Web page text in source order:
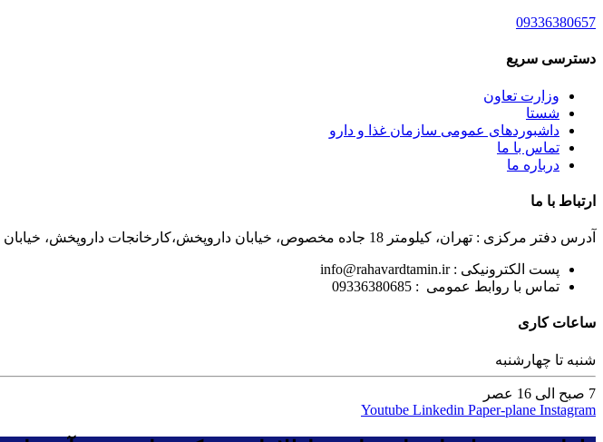
09336380657
دسترسی سریع
وزارت تعاون
شستا
داشبوردهای عمومی سازمان غذا و دارو
تماس با ما
درباره ما
ارتباط با ما
آدرس دفتر مرکزی : تهران، کیلومتر 18 جاده مخصوص، خیابان داروپخش،کارخانجات داروپخش، خیابان فروردین سوم، درب شماره 5
پست الکترونیکی : info@rahavardtamin.ir
تماس با روابط عمومی : 09336380685
ساعات کاری
شنبه تا چهارشنبه
7 صبح الی 16 عصر
Youtube Linkedin Paper-plane Instagram